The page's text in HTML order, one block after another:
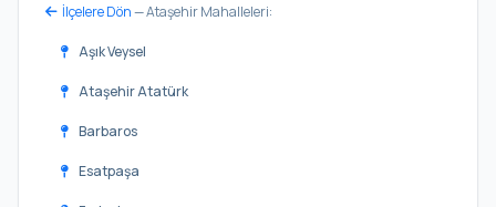
İlçelere Dön— Ataşehir Mahalleleri:
Aşık Veysel
Ataşehir Atatürk
Barbaros
Esatpaşa